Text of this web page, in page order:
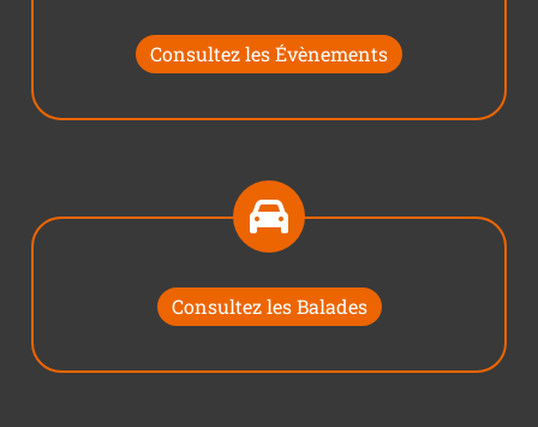
Consultez les Évènements
Consultez les Balades